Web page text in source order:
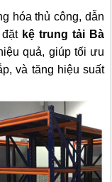
hóa thủ công, dẫn
kệ trung tải Bà
quả, giúp tối ưu
và tăng hiệu suất